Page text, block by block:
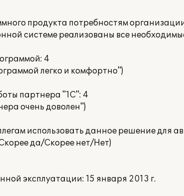
продукта потребностям
системе реализованы все
4
легко и комфортно")
партнера "1С": 4
очень доволен")
использовать данное решение для
да/Скорее нет/Нет)
эксплуатации: 15 января 2013 г.